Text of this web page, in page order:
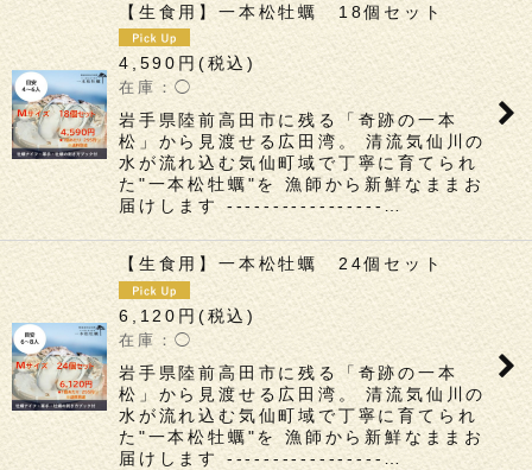
【生食用】一本松牡蠣 18個セット
4,590円 (税込)
◯
岩手県陸前高田市に残る「奇跡の一本
松」から見渡せる広田湾。 清流気仙川の
水が流れ込む気仙町域で丁寧に育てられ
た"一本松牡蠣"を 漁師から新鮮なままお
届けします -----------------…
【生食用】一本松牡蠣 24個セット
6,120 円 (税込)
◯
岩手県陸前高田市に残る「奇跡の一本
松」から見渡せる広田湾。 清流気仙川の
水が流れ込む気仙町域で丁寧に育てられ
た"一本松牡蠣"を 漁師から新鮮なままお
届けします -----------------…